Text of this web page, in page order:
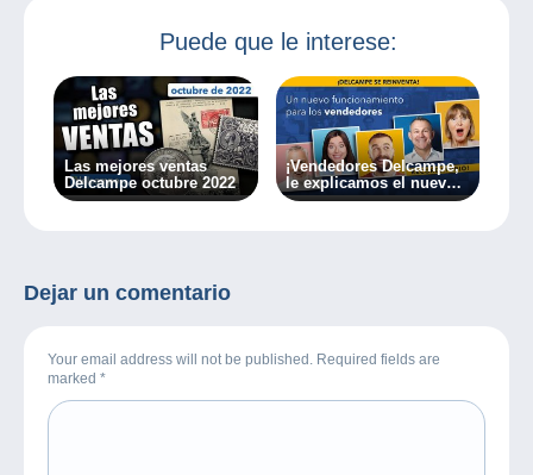
Puede que le interese:
Las mejores ventas
Delcampe octubre 2022
¡Vendedores Delcampe,
le explicamos el nuevo
funcionamiento de
Dejar un comentario
Your email address will not be published. Required fields are
marked *